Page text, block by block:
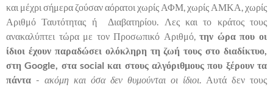
και μέχρι σήμερα ζούσαν αόρατοι χωρίς ΑΦΜ, χωρίς ΑΜΚΑ, χωρίς
Αριθμό Ταυτότητας ή Διαβατηρίου. Λες και το κράτος τους
ανακαλύπτει τώρα με τον Προσωπικό Αριθμό,την ώρα που οι
ίδιοι έχουν παραδώσει ολόκληρη τη ζωή τους στο διαδίκτυο,
στη Google, στα social και στους αλγόριθμους που ξέρουν τα
πάντα - ακόμη και όσα δεν θυμούνται οι ίδιοι. Αυτά δεν τους